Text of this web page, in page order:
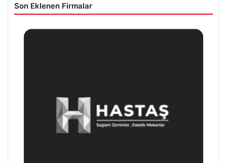
Son Eklenen Firmalar